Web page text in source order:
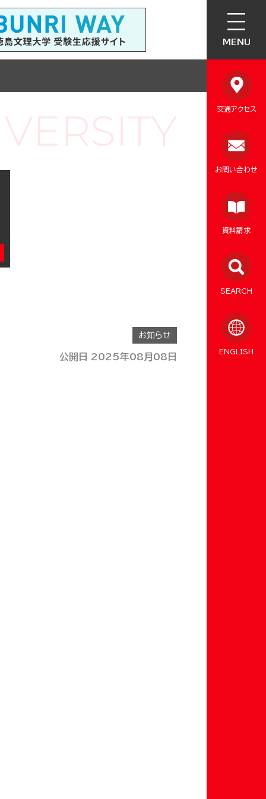
MENU
交通アクセス
お問い合わせ
資料請求
SEARCH
ENGLISH
お知らせ
公開日 2025年08月08日